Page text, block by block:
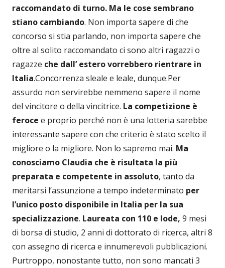
raccomandato di turno. Ma le cose sembrano
stiano cambiando. Non importa sapere di che
concorso si stia parlando, non importa sapere che
oltre al solito raccomandato ci sono altri ragazzi o
ragazze che dall’ estero vorrebbero rientrare in
Italia.Concorrenza sleale e leale, dunque.Per
assurdo non servirebbe nemmeno sapere il nome
del vincitore o della vincitrice. La competizione è
feroce e proprio perché non è una lotteria sarebbe
interessante sapere con che criterio è stato scelto il
migliore o la migliore. Non lo sapremo mai. Ma
conosciamo Claudia che è risultata la più
preparata e competente in assoluto, tanto da
meritarsi l’assunzione a tempo indeterminato per
l’unico posto disponibile in Italia per la sua
specializzazione. Laureata con 110 e lode, 9 mesi
di borsa di studio, 2 anni di dottorato di ricerca, altri 8
con assegno di ricerca e innumerevoli pubblicazioni.
Purtroppo, nonostante tutto, non sono mancati 3